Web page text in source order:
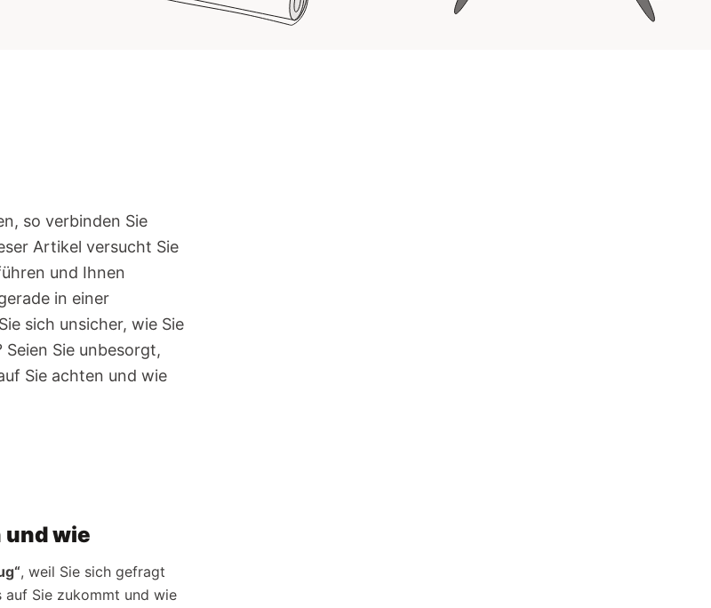
so verbinden Sie
Artikel versucht Sie
und Ihnen
in einer
sich unsicher, wie Sie
Sie unbesorgt,
Sie achten und wie
und wie
, weil Sie sich gefragt
auf Sie zukommt und wie